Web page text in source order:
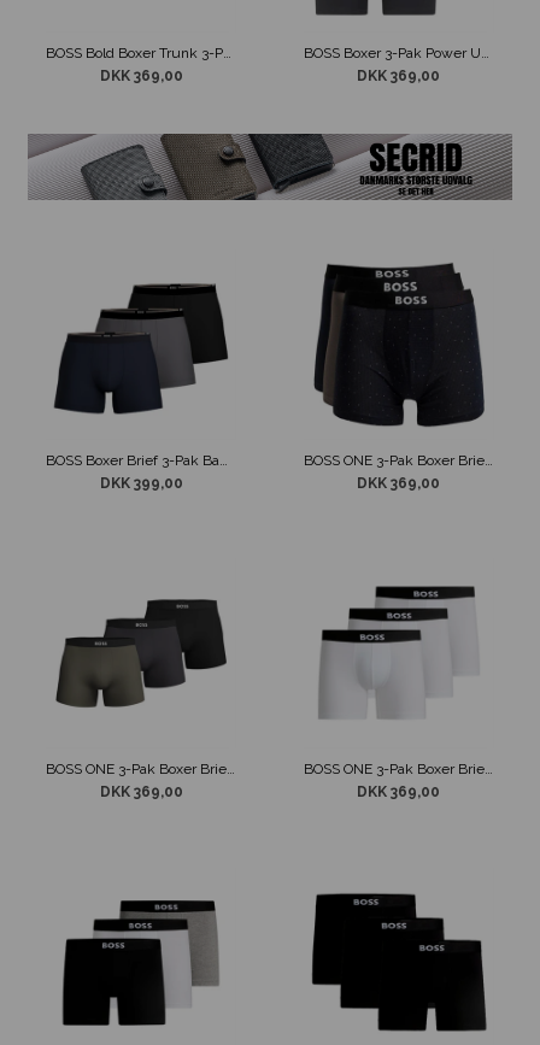
BOSS Bold Boxer Trunk 3-Pak Sort m/ Farvet kant
DKK 369,00
BOSS Boxer 3-Pak Power Underbukser Blå Mix
DKK 369,00
DKK 399,00
BOSS ONE 3-Pak Boxer Brief Underbukser Blå Mix
DKK 369,00
BOSS ONE 3-Pak Boxer Brief Underbukser Grøn/Grå/Sort
DKK 369,00
BOSS ONE 3-Pak Boxer Brief Underbukser Hvid
DKK 369,00